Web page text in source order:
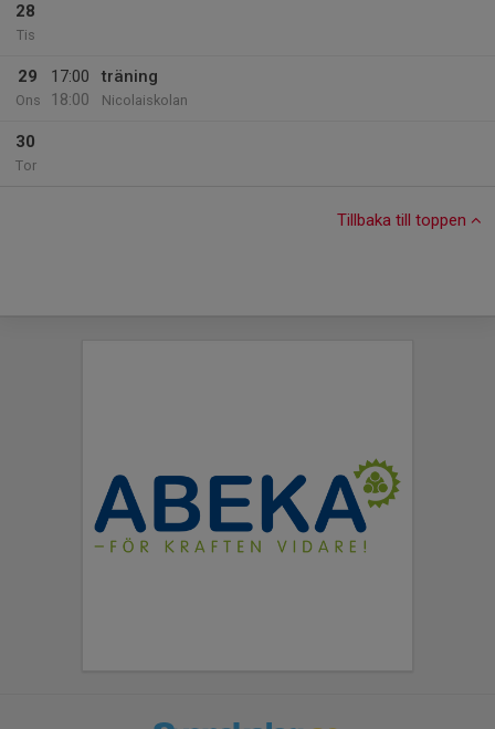
28
Tis
29
Ons
17:00
18:00
träning
Nicolaiskolan
30
Tor
Tillbaka till toppen